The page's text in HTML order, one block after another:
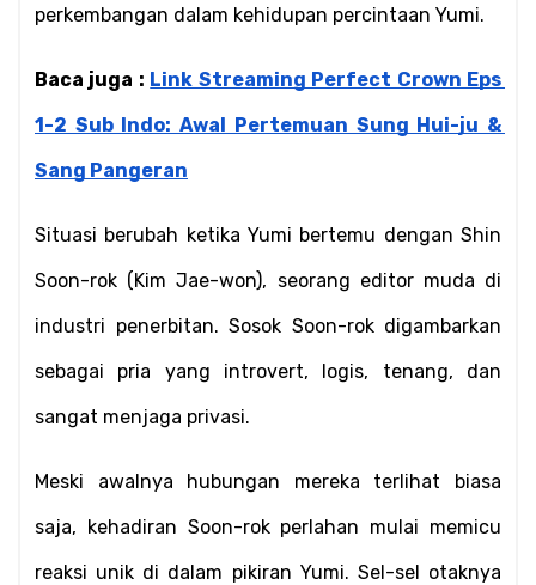
perkembangan dalam kehidupan percintaan Yumi.
Baca juga : Link Streaming Perfect Crown Eps
1-2 Sub Indo: Awal Pertemuan Sung Hui-ju &
Sang Pangeran
Situasi berubah ketika Yumi bertemu dengan Shin
Soon-rok (Kim Jae-won), seorang editor muda di
industri penerbitan. Sosok Soon-rok digambarkan
sebagai pria yang introvert, logis, tenang, dan
sangat menjaga privasi.
Meski awalnya hubungan mereka terlihat biasa
saja, kehadiran Soon-rok perlahan mulai memicu
reaksi unik di dalam pikiran Yumi. Sel-sel otaknya